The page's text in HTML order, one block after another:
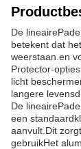
De lineaire
betekent dat
weerstaan.en
Protector-
licht
langere
De lineaire
een
aanvult.Dit
gebruikHet